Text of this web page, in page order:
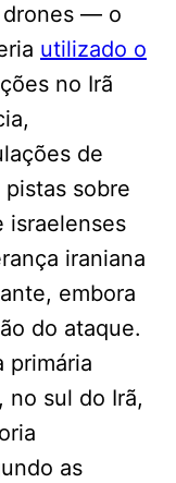
drones — o
utilizado o
no Irã
de
sobre
israelenses
iraniana
embora
do ataque.
primária
no sul do Irã,
as